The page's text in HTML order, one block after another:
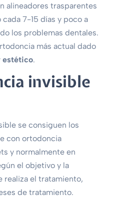
alineadores trasparentes
7-15 días y poco a
los problemas dentales.
más actual dado
estético.
invisible
se consiguen los
con ortodoncia
y normalmente en
el objetivo y la
realiza el tratamiento,
de tratamiento.